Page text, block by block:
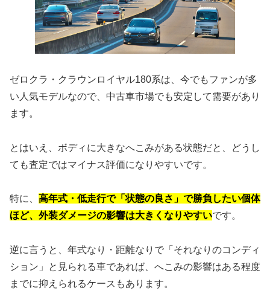
ゼロクラ・クラウンロイヤル180系は、今でもファンが多
い人気モデルなので、中古車市場でも安定して需要があり
ます。
とはいえ、ボディに大きなへこみがある状態だと、どうし
ても査定ではマイナス評価になりやすいです。
特に、 高年式・低走行で「状態の良さ」で勝負したい個体
ほど、外装ダメージの影響は大きくなりやすいです。
逆に言うと、年式なり・距離なりで「それなりのコンディ
ション」と見られる車であれば、へこみの影響はある程度
までに抑えられるケースもあります。